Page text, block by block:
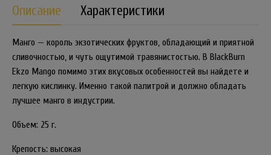
Описание Характеристики
Манго — король экзотических фруктов, обладающий и приятной
сливочностью, и чуть ощутимой травянистостью. В BlackBurn
Ekzo Mango помимо этих вкусовых особенностей вы найдете и
легкую кислинку. Именно такой палитрой и должно обладать
лучшее манго в индустрии.
Объем: 25 г.
Крепость: высокая